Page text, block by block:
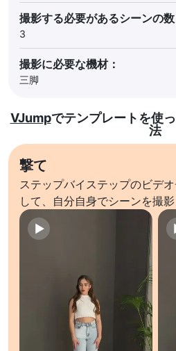
撮影する必要があるシーンの数
3
撮影に必要な機材：
三脚
VJumpでテンプレートを使
法
撃て
ステップバイステップのビデ
して、自分自身でシーンを撮影